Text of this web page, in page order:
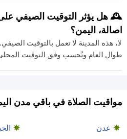
🕰️ هل يؤثر التوقيت الصيفي
اصالة، اليمن؟
لا، هذه المدينة لا تعمل بالتوقيت
طوال العام وتُحسب وفق التوقيت
مواقيت الصلاة في باقي مدن
عدن